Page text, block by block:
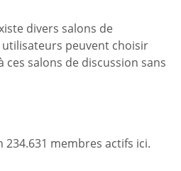
divers salons de
utilisateurs peuvent choisir
salons de discussion sans
234.631 membres actifs ici.